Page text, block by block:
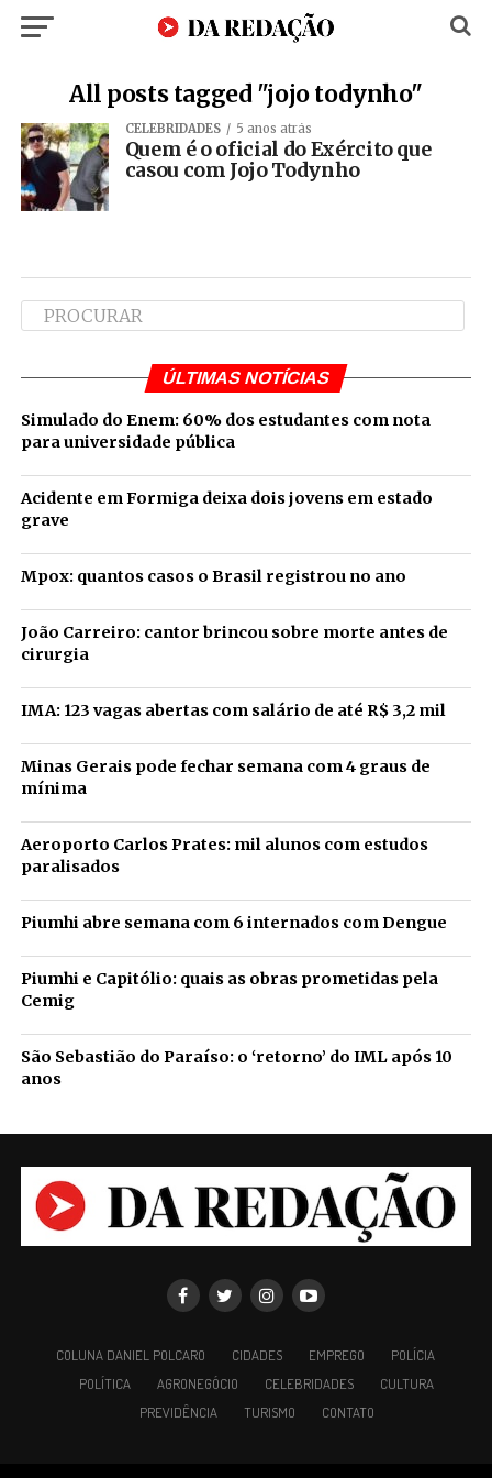
All posts tagged "jojo todynho"
CELEBRIDADES 5 anos atrás
Quem é o oficial do Exército que
casou com Jojo Todynho
ÚLTIMAS NOTÍCIAS
Simulado do Enem: 60% dos estudantes com nota
para universidade pública
Acidente em Formiga deixa dois jovens em estado
grave
Mpox: quantos casos o Brasil registrou no ano
João Carreiro: cantor brincou sobre morte antes de
cirurgia
IMA: 123 vagas abertas com salário de até R$ 3,2 mil
Minas Gerais pode fechar semana com 4 graus de
mínima
Aeroporto Carlos Prates: mil alunos com estudos
paralisados
Piumhi abre semana com 6 internados com Dengue
Piumhi e Capitólio: quais as obras prometidas pela
Cemig
São Sebastião do Paraíso: o ‘retorno’ do IML após 10
anos
COLUNA DANIEL POLCARO CIDADES EMPREGO
POLÍCIA
POLÍTICA
AGRONEGÓCIO CELEBRIDADES
CULTURA
PREVIDÊNCIA
TURISMO CONTATO